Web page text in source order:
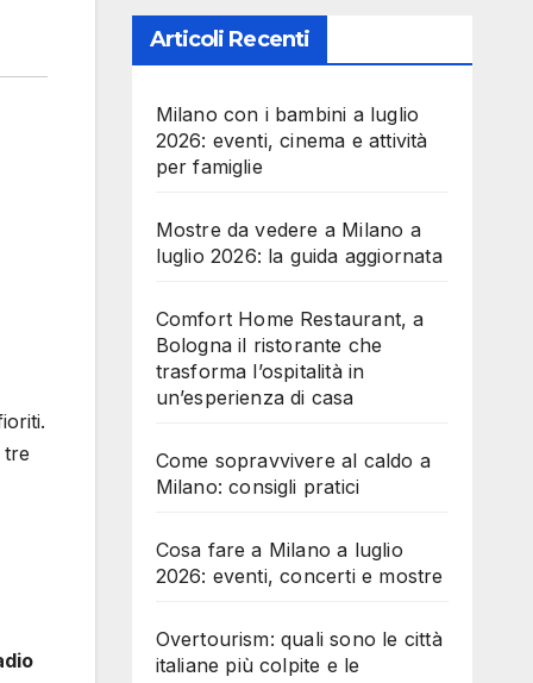
tre
Articoli Recenti
Milano con i bambini a luglio
2026: eventi, cinema e attività
per famiglie
Mostre da vedere a Milano a
luglio 2026: la guida aggiornata
Comfort Home Restaurant, a
Bologna il ristorante che
trasforma l’ospitalità in
un’esperienza di casa
Come sopravvivere al caldo a
Milano: consigli pratici
Cosa fare a Milano a luglio
2026: eventi, concerti e mostre
Overtourism: quali sono le città
italiane più colpite e le